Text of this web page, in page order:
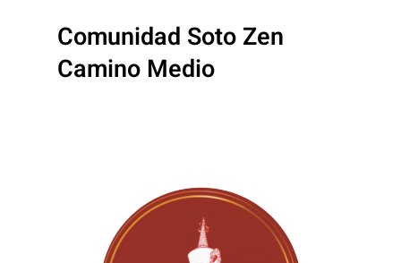
Comunidad Soto Zen
Camino Medio